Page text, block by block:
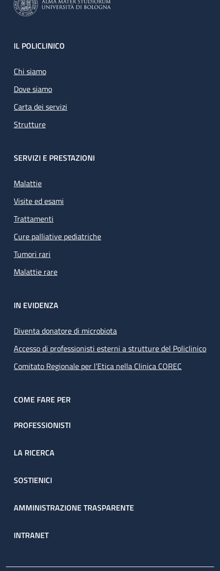
Footer
IL POLICLINICO
Chi siamo
Dove siamo
Carta dei servizi
Strutture
SERVIZI E PRESTAZIONI
Malattie
Visite ed esami
Trattamenti
Cure palliative pediatriche
Tumori rari
Malattie rare
IN EVIDENZA
Diventa donatore di microbiota
Accesso di professionisti esterni a strutture del Policlinico
Comitato Regionale per l’Etica nella Clinica COREC
COME FARE PER
PROFESSIONISTI
LA RICERCA
SOSTIENICI
AMMINISTRAZIONE TRASPARENTE
INTRANET